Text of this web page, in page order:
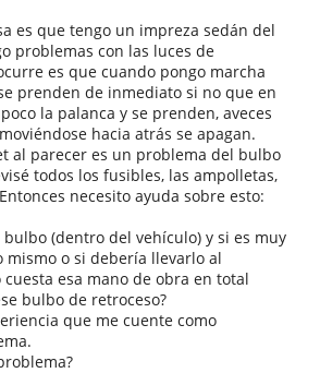
es que tengo un impreza sedán del
problemas con las luces de
es que cuando pongo marcha
prenden de inmediato si no que en
la palanca y se prenden, aveces
hacia atrás se apagan.
al parecer es un problema del bulbo
todos los fusibles, las ampolletas,
necesito ayuda sobre esto:
bulbo (dentro del vehículo) y si es muy
o si debería llevarlo al
esa mano de obra en total
bulbo de retroceso?
que me cuente como